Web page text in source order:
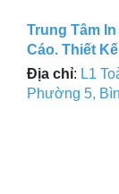
Trung Tâm
Cáo. Thiết
Địa chỉ: L1
Phường 5,